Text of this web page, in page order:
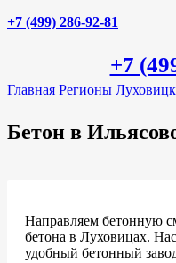
+7 (499) 286-92-81
+7
Главная Регионы
Бетон в
Направляем бетонную
бетона в Луховицах.
удобный бетонный